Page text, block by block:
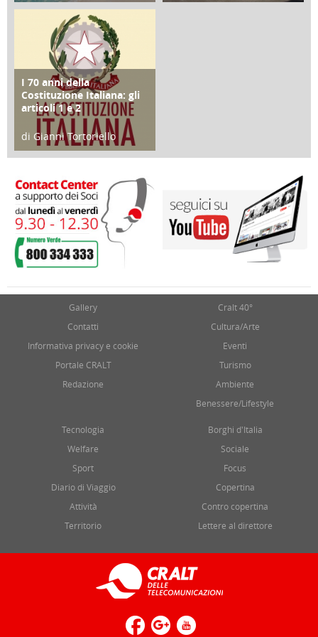
25 Giugno 2016
FOCUS
I 70 anni della
Costituzione Italiana: gli
articoli 1 e 2
di Gianni Tortoriello
17 Marzo 2018
Gallery
Contatti
Informativa privacy e cookie
Portale CRALT
Redazione
Cralt 40°
Cultura/Arte
Eventi
Turismo
Ambiente
Benessere/Lifestyle
Tecnologia
Welfare
Sport
Diario di Viaggio
Attività
Territorio
Borghi d'Italia
Sociale
Focus
Copertina
Contro copertina
Lettere al direttore